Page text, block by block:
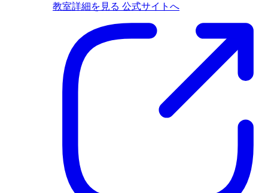
教室詳細を見る 公式サイトへ